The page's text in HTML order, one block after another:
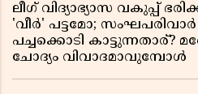
ലീഗ് വിദ്യാഭ്യാസ വകുപ്പ്
'വീർ' പട്ടമോ;
പച്ചക്കൊടി കാട്ടുന്നതാര്?
ചോദ്യം വിവാദമാവുമ്പോൾ